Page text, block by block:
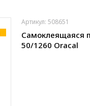
Артикул: 508651
Самоклеящаяся
50/1260 Oracal